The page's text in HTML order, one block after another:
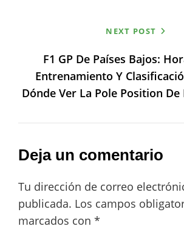
NEXT POST
F1 GP De Países Bajos:
Entrenamiento Y
Dónde Ver La Pole Position De
Deja un comentario
Tu dirección de correo
publicada. Los campos
marcados con *